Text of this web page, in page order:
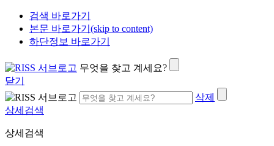
검색 바로가기
본문 바로가기(skip to content)
하단정보 바로가기
무엇을 찾고 계세요?
닫기
삭제
상세검색
상세검색